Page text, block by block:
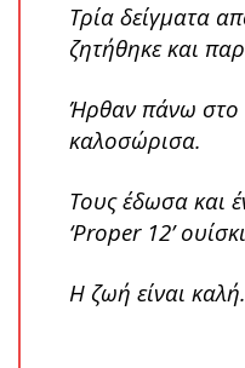
Τρία δείγματα
ζητήθηκε και
Ήρθαν πάνω στο
καλοσώρισα.
Τους έδωσα και
‘Proper 12’
Η ζωή είναι